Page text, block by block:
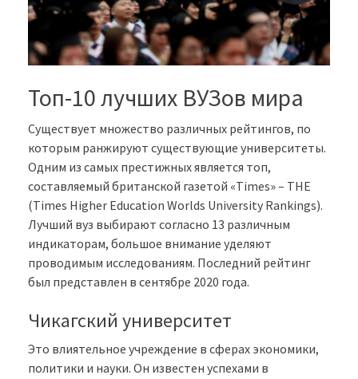
Топ-10 лучших ВУЗов мира
Существует множество различных рейтингов, по
которым ранжируют существующие университеты.
Одним из самых престижных является топ,
составляемый британской газетой «Times» – THE
(Times Higher Education Worlds University Rankings).
Лучший вуз выбирают согласно 13 различным
индикаторам, большое внимание уделяют
проводимым исследованиям. Последний рейтинг
был представлен в сентябре 2020 года.
Чикагский университет
Это влиятельное учреждение в сферах экономики,
политики и науки. Он известен успехами в